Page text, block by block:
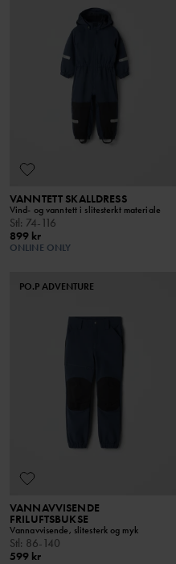
VANNTETT SKALLDRESS
Vind- og vanntett i slitesterkt materiale
Stl: 74-116
899 kr
ONLINE ONLY
PO.P ADVENTURE
VANNAVVISENDE
FRILUFTSBUKSE
Vannavvisende, slitesterk og myk
Stl: 86-140
599 kr